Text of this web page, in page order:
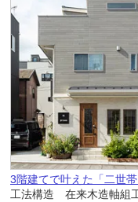
3階建てで叶えた「二世
工法構造 在来木造軸組